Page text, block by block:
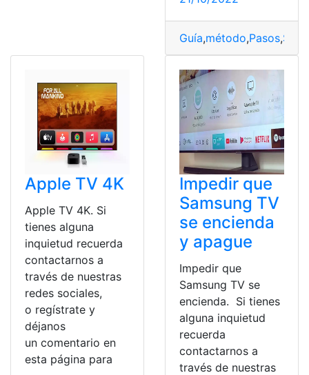
Guía,método,Pasos,
Apple TV 4K
Apple TV 4K. Si
tienes alguna
inquietud recuerda
contactarnos a
través de nuestras
redes sociales,
o regístrate y
déjanos
un comentario en
esta página para
Impedir que
Samsung TV
se encienda
y apague
Impedir que
Samsung TV se
encienda. Si tienes
alguna inquietud
recuerda
contactarnos a
través de nuestras